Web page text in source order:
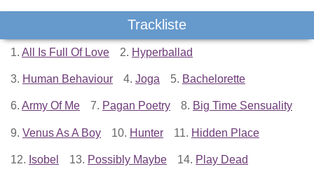
Trackliste
1. All Is Full Of Love 2. Hyperballad
3. Human Behaviour 4. Joga 5. Bachelorette
6. Army Of Me 7. Pagan Poetry 8. Big Time Sensuality
9. Venus As A Boy 10. Hunter 11. Hidden Place
12. Isobel 13. Possibly Maybe 14. Play Dead